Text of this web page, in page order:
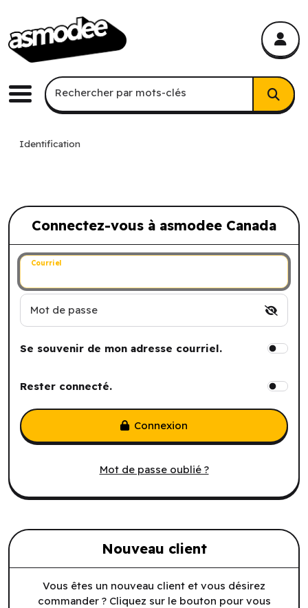
Menu
Recherche par mots-clés
Rechercher par mots-clés
Identification
Connectez-vous à asmodee Canada
Connectez-vous à asmodee Canada
Courriel
Mot de passe
Se souvenir de mon adresse courriel.
Rester connecté.
Mot de passe oublié ?
Connexion
Nouveau client
Vous êtes un nouveau client et vous désirez
commander ? Cliquez sur le bouton pour vous